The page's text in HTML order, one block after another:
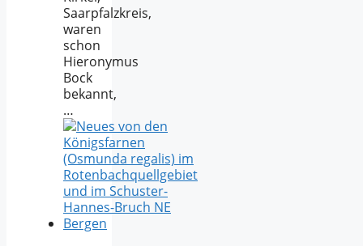
Saarpfalzkreis,
waren
schon
Hieronymus
Bock
bekannt,
…